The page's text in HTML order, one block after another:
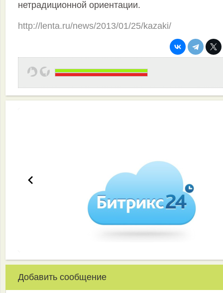
нетрадиционной ориентации.
http://lenta.ru/news/2013/01/25/kazaki/
Добавить сообщение